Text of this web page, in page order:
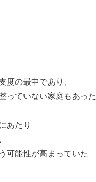
度の最中であり、
っていない家庭もあった
あたり
可能性が高まっていた